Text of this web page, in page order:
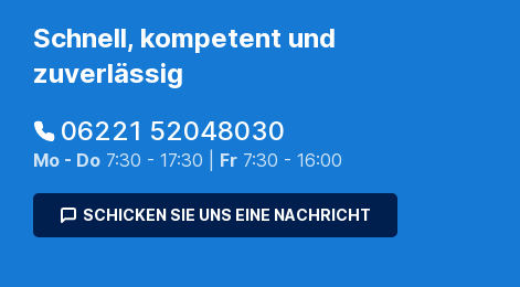
Schnell, kompetent und
zuverlässig
06221 52048030
Mo - Do 7:30 - 17:30 | Fr 7:30 - 16:00
SCHICKEN SIE UNS EINE NACHRICHT